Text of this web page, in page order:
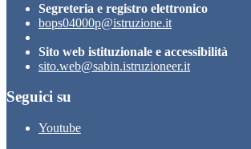
Segreteria e registro elettronico
bops04000p@istruzione.it
Sito web istituzionale e accessibilità
sito.web@sabin.istruzioneer.it
Seguici su
Youtube